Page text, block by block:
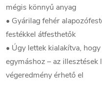
mégis könnyű anyag
• Gyárilag fehér
festékkel átfesthetők
• Úgy lettek kialakítva,
egymáshoz – az
végeredmény érhető el